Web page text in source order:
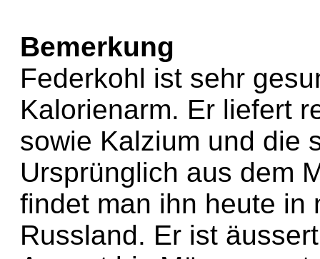
Bemerkung
Federkohl ist sehr
Kalorienarm. Er liefert
sowie Kalzium und die
Ursprünglich aus dem
findet man ihn heute in
Russland. Er ist